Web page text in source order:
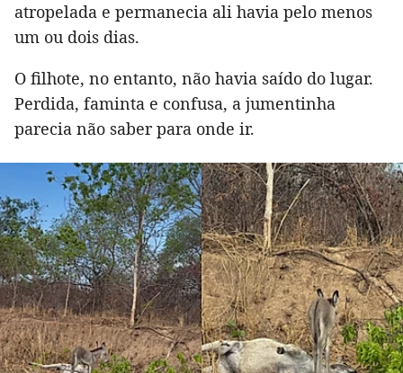
atropelada e permanecia ali havia pelo menos
um ou dois dias.
O filhote, no entanto, não havia saído do lugar.
Perdida, faminta e confusa, a jumentinha
parecia não saber para onde ir.